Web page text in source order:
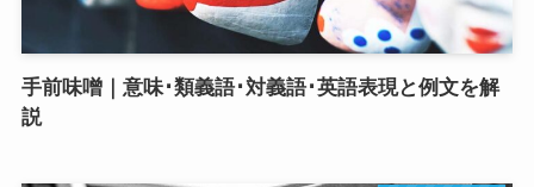
手前味噌｜意味･類義語･対義語･英語表現と例文を解
説